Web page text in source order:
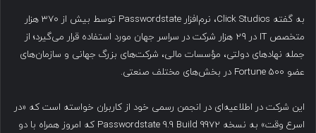
به گفته Click Studios، نرم‌افزار Passwordstate توسط بیش از ۳۷۰ هزار
متخصص IT در ۲۹ هزار شرکت در سراسر جهان مورد استفاده قرار می‌گیرد؛ از
جمله نهادهای دولتی، مؤسسات مالی، شرکت‌های بزرگ جهانی و سازمان‌های
عضو Fortune 500 در بخش‌های مختلف صنعتی.
این شرکت در اطلاعیه‌ای در انجمن رسمی خود از کاربران خواسته است که «در
اسرع وقت» به نسخه Passwordstate 9.9 Build 9972 که امروز همراه با دو